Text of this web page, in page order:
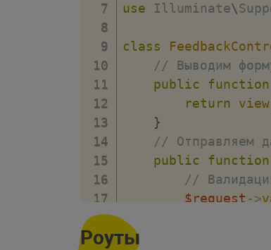
use
Illuminate\
class
// Выводим
public
function
return
view
}
// Отправляем
public
function
//
$request ->
Роуты